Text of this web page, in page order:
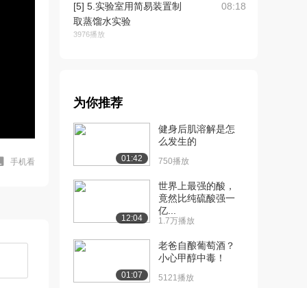
手机看
[5] 5.实验室用简易装置制
取蒸馏水实验
3976播放
08:18
3158播放
[8] 8.检验粗盐中硫酸根离
2656播放
[9] 9.含有杂质的工业乙醇
的蒸馏实验
2731播放
[10] 10.检验自来水中的氯
离子实验
为你推荐
01:42
健身后肌溶解是怎
么发生的
750播放
12:04
世界上最强的酸，
竟然比纯硫酸强一
亿...
1.7万播放
01:07
老爸自酿葡萄酒？
小心甲醇中毒！
5121播放